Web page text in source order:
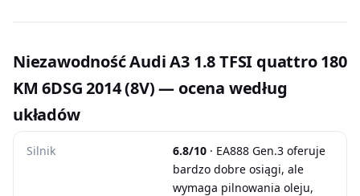
Niezawodność Audi A3 1.8 TFSI quattro 180
KM 6DSG 2014 (8V) — ocena według
układów
Silnik 6.8/10 · EA888 Gen.3 oferuje
bardzo dobre osiągi, ale
wymaga pilnowania oleju,